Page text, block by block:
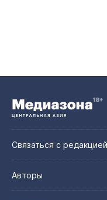
Связаться с редакцией
Авторы